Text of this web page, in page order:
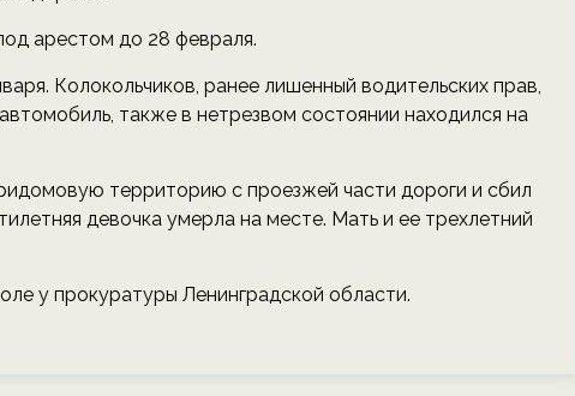
арестом до 28 февраля.
Колокольчиков, ранее лишенный водительских прав,
также в нетрезвом состоянии находился на
территорию с проезжей части дороги и сбил
девочка умерла на месте. Мать и ее трехлетний
у прокуратуры Ленинградской области.